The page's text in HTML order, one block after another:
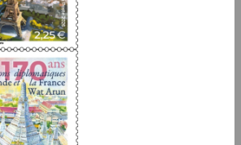
Disponibilités